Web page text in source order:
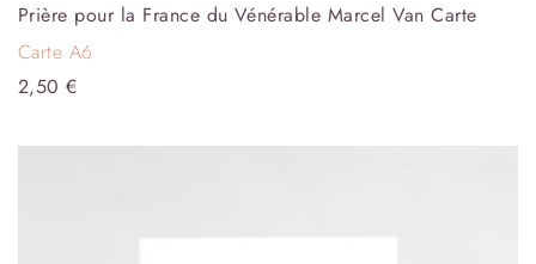
Prière pour la France du Vénérable Marcel Van Carte
Carte A6
2,50€